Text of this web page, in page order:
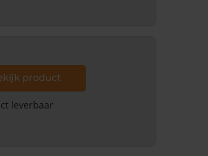
product
leverbaar